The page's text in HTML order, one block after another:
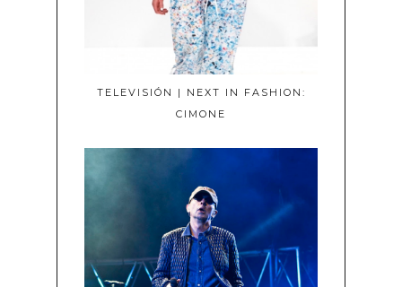
TELEVISIÓN | NEXT IN FASHION:
CIMONE